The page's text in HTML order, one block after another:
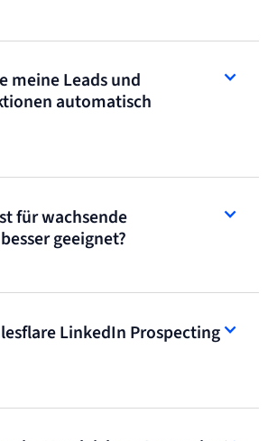
meine Leads und
automatisch
für wachsende
geeignet?
LinkedIn Prospecting